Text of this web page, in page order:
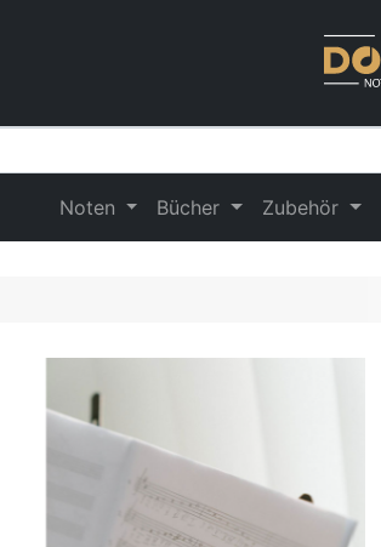
Noten Bücher Zubehör